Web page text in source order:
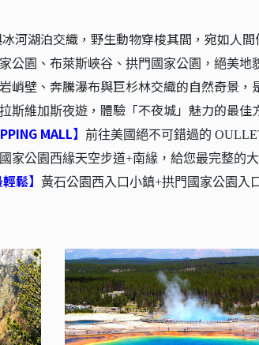
河湖泊交織，野生動物穿梭其間，宛如人
公園、布萊斯峽谷、拱門國家公園，絕美地
峭壁、 奔騰瀑布與巨杉林交織的自然奇景，
斯維加斯夜遊， 體驗「不夜城」 魅力的最佳
MALL】 前往美國絕不可錯過的
家公園西緣天空步道+南緣，給您最完整的
鬆】
黃石公園西入口小鎮+拱門國家公園入